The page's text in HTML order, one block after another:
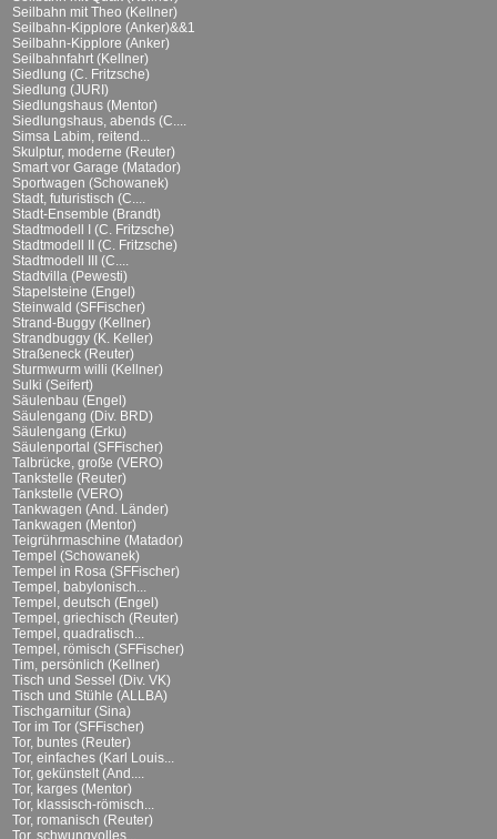
Seilbahn mit Theo (Kellner)
Seilbahn-Kipplore (Anker)&&1
Seilbahn-Kipplore (Anker)
Seilbahnfahrt (Kellner)
Siedlung (C. Fritzsche)
Siedlung (JURI)
Siedlungshaus (Mentor)
Siedlungshaus, abends (C....
Simsa Labim, reitend...
Skulptur, moderne (Reuter)
Smart vor Garage (Matador)
Sportwagen (Schowanek)
Stadt, futuristisch (C....
Stadt-Ensemble (Brandt)
Stadtmodell I (C. Fritzsche)
Stadtmodell II (C. Fritzsche)
Stadtmodell III (C....
Stadtvilla (Pewesti)
Stapelsteine (Engel)
Steinwald (SFFischer)
Strand-Buggy (Kellner)
Strandbuggy (K. Keller)
Straßeneck (Reuter)
Sturmwurm willi (Kellner)
Sulki (Seifert)
Säulenbau (Engel)
Säulengang (Div. BRD)
Säulengang (Erku)
Säulenportal (SFFischer)
Talbrücke, große (VERO)
Tankstelle (Reuter)
Tankstelle (VERO)
Tankwagen (And. Länder)
Tankwagen (Mentor)
Teigrührmaschine (Matador)
Tempel (Schowanek)
Tempel in Rosa (SFFischer)
Tempel, babylonisch...
Tempel, deutsch (Engel)
Tempel, griechisch (Reuter)
Tempel, quadratisch...
Tempel, römisch (SFFischer)
Tim, persönlich (Kellner)
Tisch und Sessel (Div. VK)
Tisch und Stühle (ALLBA)
Tischgarnitur (Sina)
Tor im Tor (SFFischer)
Tor, buntes (Reuter)
Tor, einfaches (Karl Louis...
Tor, gekünstelt (And....
Tor, karges (Mentor)
Tor, klassisch-römisch...
Tor, romanisch (Reuter)
Tor, schwungvolles...